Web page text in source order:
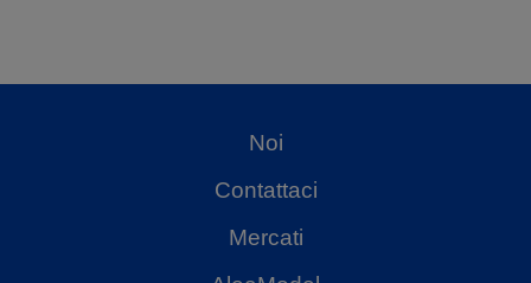
Noi
Contattaci
Mercati